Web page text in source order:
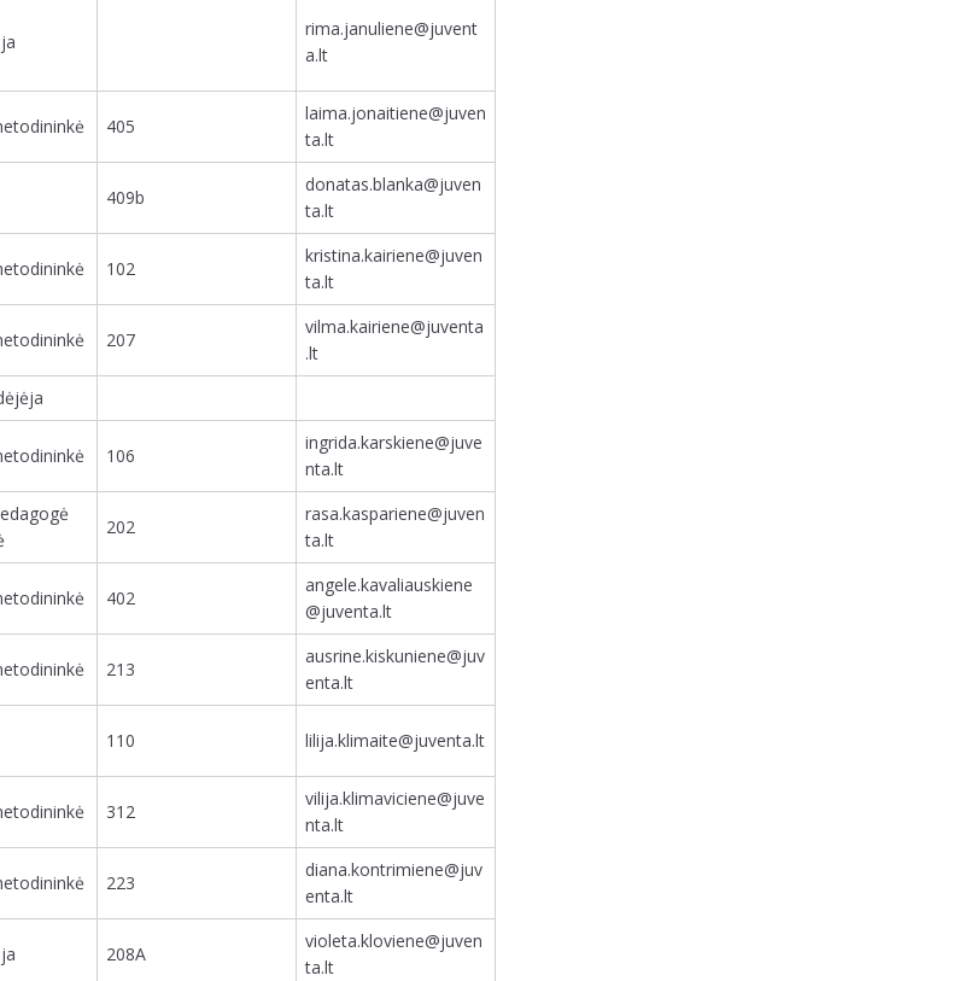
rima.januliene@juvent
a.lt
405
laima.jonaitiene@juven
ta.lt
409b
donatas.blanka@juven
ta.lt
102
kristina.kairiene@juven
ta.lt
207
vilma.kairiene@juventa
.lt
106
ingrida.karskiene@juve
nta.lt
202
rasa.kaspariene@juven
ta.lt
402
angele.kavaliauskiene
@juventa.lt
213
ausrine.kiskuniene@juv
enta.lt
110 lilija.klimaite@juventa.lt
312
vilija.klimaviciene@juve
nta.lt
223
diana.kontrimiene@juv
enta.lt
208A
violeta.kloviene@juven
ta.lt